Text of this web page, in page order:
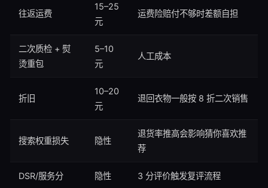
往返运费
15–25
元
运费险赔付不够时差额自担
二次质检 + 熨
烫重包
5–10
元
人工成本
折旧
10–20
元
退回衣物一般按 8 折二次销售
搜索权重损失 隐性
退货率推高会影响猜你喜欢推
荐
DSR/服务分 隐性 3 分评价触发复评流程